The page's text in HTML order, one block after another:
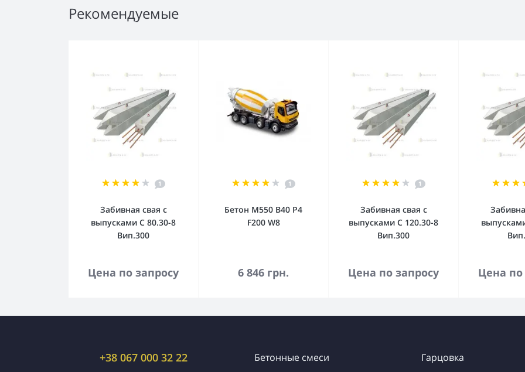
Рекомендуемые
1
Забивная свая с
выпусками С 80.30-8
Вип.300
Цена по запросу
1
Бетон М550 В40 Р4
F200 W8
6 846 грн.
В корзину
1
Забивная свая с
выпусками С 120.30-8
Вип.300
Цена по запросу Цена по
+38 067 000 32 22 Бетонные смеси Гарцовка